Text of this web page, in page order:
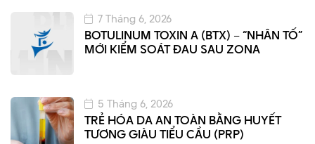
BOTULINUM TOXIN A (BTX) – “NHÂN TỐ”
MỚI KIỂM SOÁT ĐAU SAU ZONA
7 Tháng 6, 2026
TRẺ HÓA DA AN TOÀN BẰNG HUYẾT
TƯƠNG GIÀU TIỂU CẦU (PRP)
5 Tháng 6, 2026